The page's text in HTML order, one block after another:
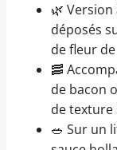
🌿
déposés
de fleur de
🥓
de bacon
de texture
🥗 Sur un